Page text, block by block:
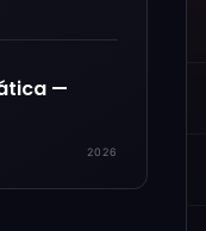
—
2026